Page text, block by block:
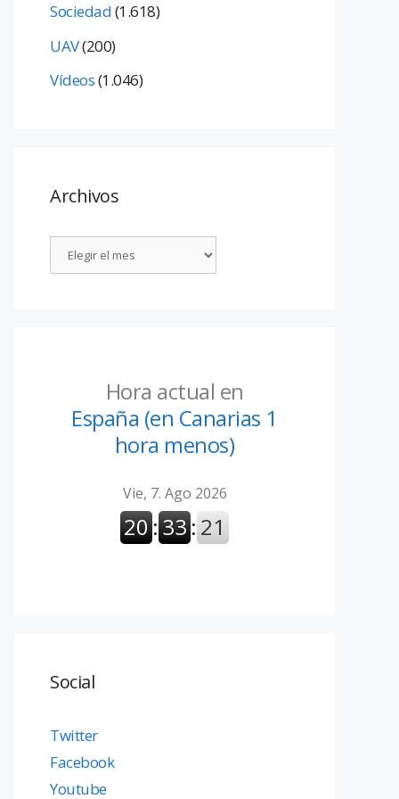
Sociedad(1.618)
UAV(200)
Vídeos(1.046)
Archivos
Hora actual en
España (en Canarias 1
hora menos)
Social
Twitter
Facebook
Youtube